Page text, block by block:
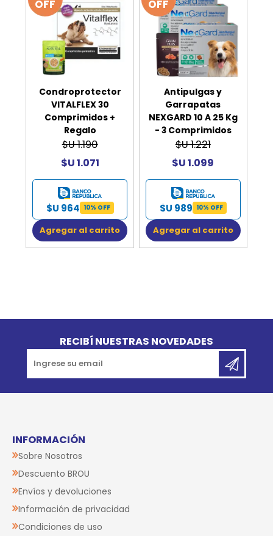
OFF
Condroprotector
VITALFLEX 30
Comprimidos +
Regalo
$U 1.190
$U 1.071
$U 964 10% OFF
Agregar al carrito
OFF
Antipulgas y
Garrapatas
NEXGARD 10 A 25 Kg
- 3 Comprimidos
$U 1.221
$U 1.099
$U 989 10% OFF
Agregar al carrito
RECIBÍ NUESTRAS NOVEDADES
INFORMACIÓN
Sobre Nosotros
Descuento BROU
Envíos y devoluciones
Información de privacidad
Condiciones de uso